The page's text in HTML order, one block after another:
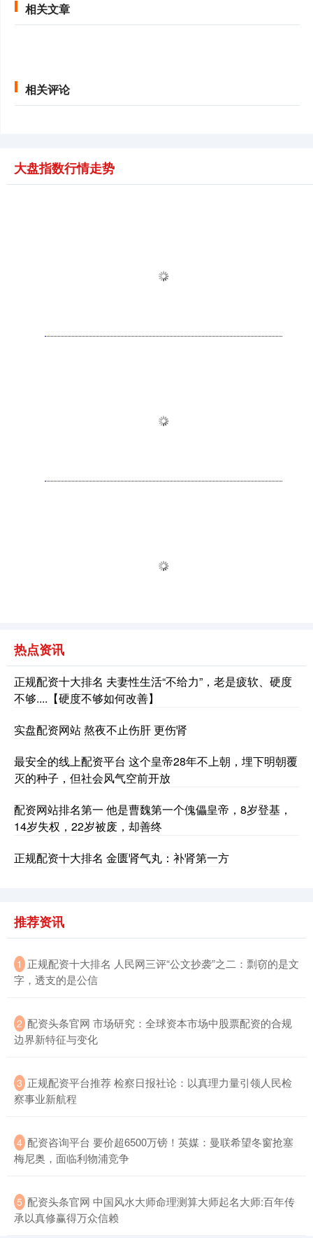
相关文章
相关评论
大盘指数行情走势
热点资讯
正规配资十大排名 夫妻性生活“不给力”，老是疲软、硬度
不够....【硬度不够如何改善】
实盘配资网站 熬夜不止伤肝 更伤肾
最安全的线上配资平台 这个皇帝28年不上朝，埋下明朝覆
灭的种子，但社会风气空前开放
配资网站排名第一 他是曹魏第一个傀儡皇帝，8岁登基，
14岁失权，22岁被废，却善终
正规配资十大排名 金匮肾气丸：补肾第一方
推荐资讯
1 ​正规配资十大排名 人民网三评“公文抄袭”之二：剽窃的是文
字，透支的是公信
2 ​配资头条官网 市场研究：全球资本市场中股票配资的合规
边界新特征与变化
3 ​正规配资平台推荐 检察日报社论：以真理力量引领人民检
察事业新航程
4 ​配资咨询平台 要价超6500万镑！英媒：曼联希望冬窗抢塞
梅尼奥，面临利物浦竞争
5 ​配资头条官网 中国风水大师命理测算大师起名大师:百年传
承以真修赢得万众信赖